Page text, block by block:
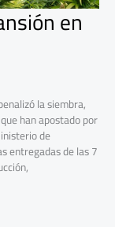
en
la siembra,
han apostado por
de
entregadas de las 7